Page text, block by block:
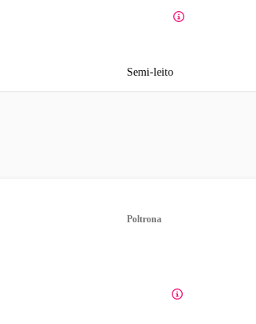
Semi-leito
Poltrona